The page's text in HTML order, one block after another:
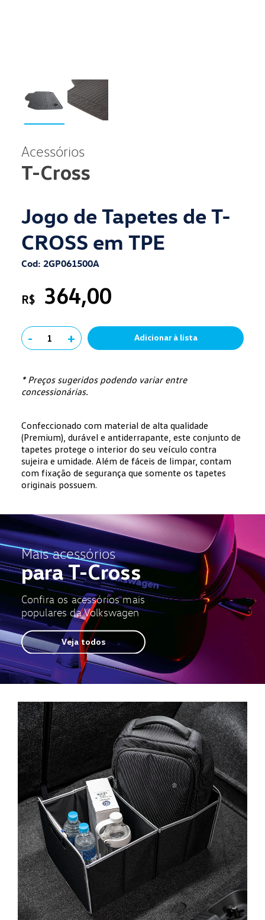
Acessórios
T-Cross
Jogo de Tapetes de T-
CROSS em TPE
Cod: 2GP061500A
R$ 364,00
- 1 + Adicionar à lista
* Preços sugeridos podendo variar entre
concessionárias.
Confeccionado com material de alta qualidade
(Premium), durável e antiderrapante, este conjunto de
tapetes protege o interior do seu veículo contra
sujeira e umidade. Além de fáceis de limpar, contam
com fixação de segurança que somente os tapetes
originais possuem.
Mais acessórios
para T-Cross
Confira os acessórios mais
populares da Volkswagen
Veja todos